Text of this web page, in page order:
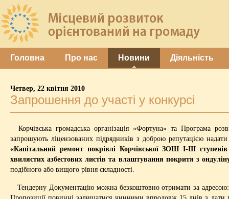
Головна Про нас Новини Діяльність
Четвер, 22 квітня 2010
Запрошення до участі у конкурсі
Корчівська громадська організація «Фортуна» та Програма
запрошують ліцензованих підрядників з доброю репутацією
«Капітальний ремонт покрівлі Корчівської ЗОШ І-ІІІ
хвилястих азбестових листів та влаштування покритя з
подібного або вищого рівня складності.
Тендерну Документацію можна безкоштовно отримати за адресою:
Пропозиції повинні залишатися чинними впродовж 15 днів з дати